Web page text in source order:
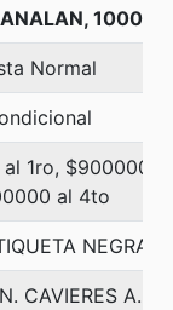
1000
Normal
1ro, $900000
al 4to
NEGRA
CAVIERES A.